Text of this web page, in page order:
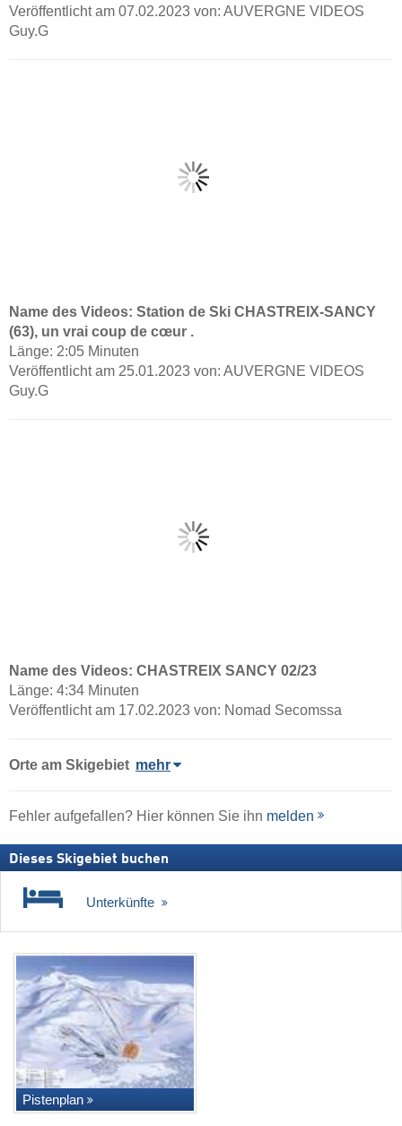
Veröffentlicht am 07.02.2023 von: AUVERGNE VIDEOS
Guy.G
Name des Videos: Station de Ski CHASTREIX-SANCY
(63), un vrai coup de cœur .
Länge: 2:05 Minuten
Veröffentlicht am 25.01.2023 von: AUVERGNE VIDEOS
Guy.G
Name des Videos: CHASTREIX SANCY 02/23
Länge: 4:34 Minuten
Veröffentlicht am 17.02.2023 von: Nomad Secomssa
Orte am Skigebiet mehr
Fehler aufgefallen? Hier können Sie ihn melden
Dieses Skigebiet buchen
Unterkünfte
Pistenplan